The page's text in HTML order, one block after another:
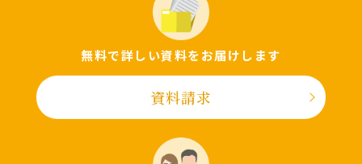
無料で詳しい資料をお届けします
資料請求